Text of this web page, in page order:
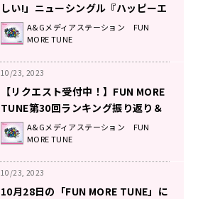
しい!」ニューシングル『ハッピーエ
ンドプリンセス』に込めた想い!
A&Gメディアステーション FUN
MORE TUNE
10/23, 2023
【リクエスト受付中！】FUN MORE
TUNE第30回ランキング振り返り＆
第31回 注目楽曲紹介
A&Gメディアステーション FUN
MORE TUNE
10/23, 2023
10月28日の「FUN MORE TUNE」に